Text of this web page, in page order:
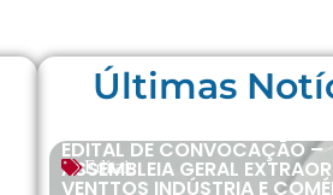
Últimas
Editais
EDITAL DE CONVOCAÇÃO –
ASSEMBLEIA GERAL
VENTTOS INDÚSTRIA E